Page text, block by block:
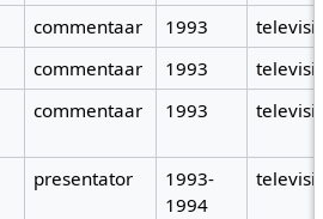
commentaar 1993
commentaar 1993
commentaar 1993
presentator
1993-
1994